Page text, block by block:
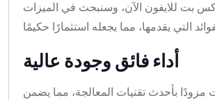
بت للايفون الآن، وسنبحث في الميزات
أداء فائق وجودة عالية
بأحدث تقنيات المعالجة، مما يضمن